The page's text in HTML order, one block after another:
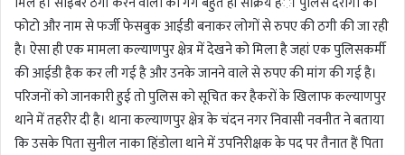
फोटो और नाम से फर्जी फेसबुक आईडी बनाकर लोगों से रुपए की ठगी की जा रही
है। ऐसा ही एक मामला कल्याणपुर क्षेत्र में देखने को मिला है जहां एक पुलिसकर्मी
की आईडी हैक कर ली गई है और उनके जानने वाले से रुपए की मांग की गई है।
परिजनों को जानकारी हुई तो पुलिस को सूचित कर हैकरों के खिलाफ कल्याणपुर
थाने में तहरीर दी है। थाना कल्याणपुर क्षेत्र के चंदन नगर निवासी नवनीत ने बताया
कि उसके पिता सुनील नाका हिंडोला थाने में उपनिरीक्षक के पद पर तैनात हैं पिता